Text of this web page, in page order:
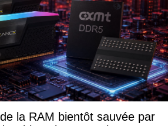
la RAM bientôt sauvée par